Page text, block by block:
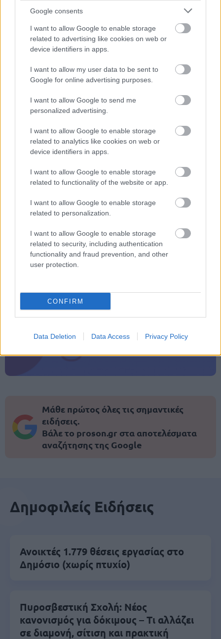
Google consents
I want to allow Google to enable storage
related to advertising like cookies on web or
device identifiers in apps.
I want to allow my user data to be sent to
Google for online advertising purposes.
I want to allow Google to send me
personalized advertising.
I want to allow Google to enable storage
related to analytics like cookies on web or
device identifiers in apps.
I want to allow Google to enable storage
related to functionality of the website or app.
I want to allow Google to enable storage
related to personalization.
I want to allow Google to enable storage
related to security, including authentication
functionality and fraud prevention, and other
user protection.
CONFIRM
Data Deletion Data Access Privacy Policy
Διορθωτικό (blanco)
Κινητά τηλέφωνα ή άλλες ηλεκτρονικές
συσκευές (υπολογιστές, smartwatches, μέσα
επικοινωνίας)
χρήση κινητού
τηλεφώνου,η οποία συνιστά λόγο για
μηδενισμό
απενεργοποιημένο. Σε περίπτωση που υποψήφιος
φέρει μαζί του κινητό, είναι υποχρεωμένος να το
Επιτροπής, ο οποίος θα το φυλάσσει έως τη λήξη
ΑΣΕΠ: Πιστοποίηση Αγγλικών σε
μόνο 2 ημέρες στα χέρια σας
Πιστοποίηση Υπολογιστών σε 2
Μάθε πρώτος όλες τις σημαντικές
ειδήσεις.
Βάλε το proson.gr στα αποτελέσματα
αναζήτησης της Google
Δημοφιλείς Ειδήσεις
Ανοικτές 1.779 θέσεις εργασίας στο
Δημόσιο (χωρίς πτυχίο)
Πυροσβεστική Σχολή: Νέος
κανονισμός για δόκιμους – Τι αλλάζει
σε διαμονή, σίτιση και πρακτική